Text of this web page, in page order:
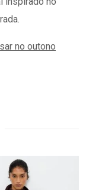
no outono